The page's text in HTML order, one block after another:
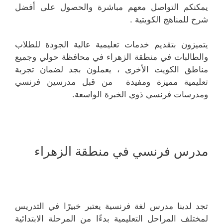
يمكنكم التواصل معهم مباشرة والحصول على أفضل
شرح للمناهج الكويتية .
يتميزون بتقديم خدمات تعليمية عالية الجودة للطلاب
والطالبات في منطقة الزهراء في محافظة حولي وجميع
مناطق الكويت الأخرى ، يعملون بجد لضمان تجربة
تعليمية مميزة ومفيدة من قبل مدرسين فرنسي
ومدرسات فرنسي ذوي الخبرة الواسعة.
مدرس فرنسي في منطقة الزهراء
تجد لدينا مدرس لغة فرنسية يعتبر خبيرًا في التدريس
لمختلف المراحل التعليمية بدءًا من المرحلة الابتدائية